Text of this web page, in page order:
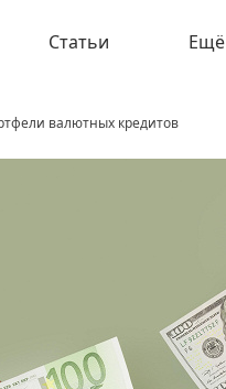
Статьи Ещё
валютных кредитов